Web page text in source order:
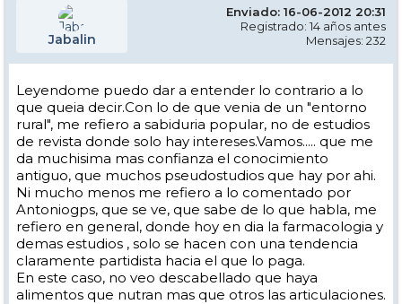
Jabalin
Enviado: 16-06-2012 20:31
Registrado: 14 años antes
Mensajes: 232
Leyendome puedo dar a entender lo contrario a lo
que queia decir.Con lo de que venia de un "entorno
rural", me refiero a sabiduria popular, no de estudios
de revista donde solo hay intereses.Vamos..... que me
da muchisima mas confianza el conocimiento
antiguo, que muchos pseudostudios que hay por ahi.
Ni mucho menos me refiero a lo comentado por
Antoniogps, que se ve, que sabe de lo que habla, me
refiero en general, donde hoy en dia la farmacologia y
demas estudios , solo se hacen con una tendencia
claramente partidista hacia el que lo paga.
En este caso, no veo descabellado que haya
alimentos que nutran mas que otros las articulaciones.